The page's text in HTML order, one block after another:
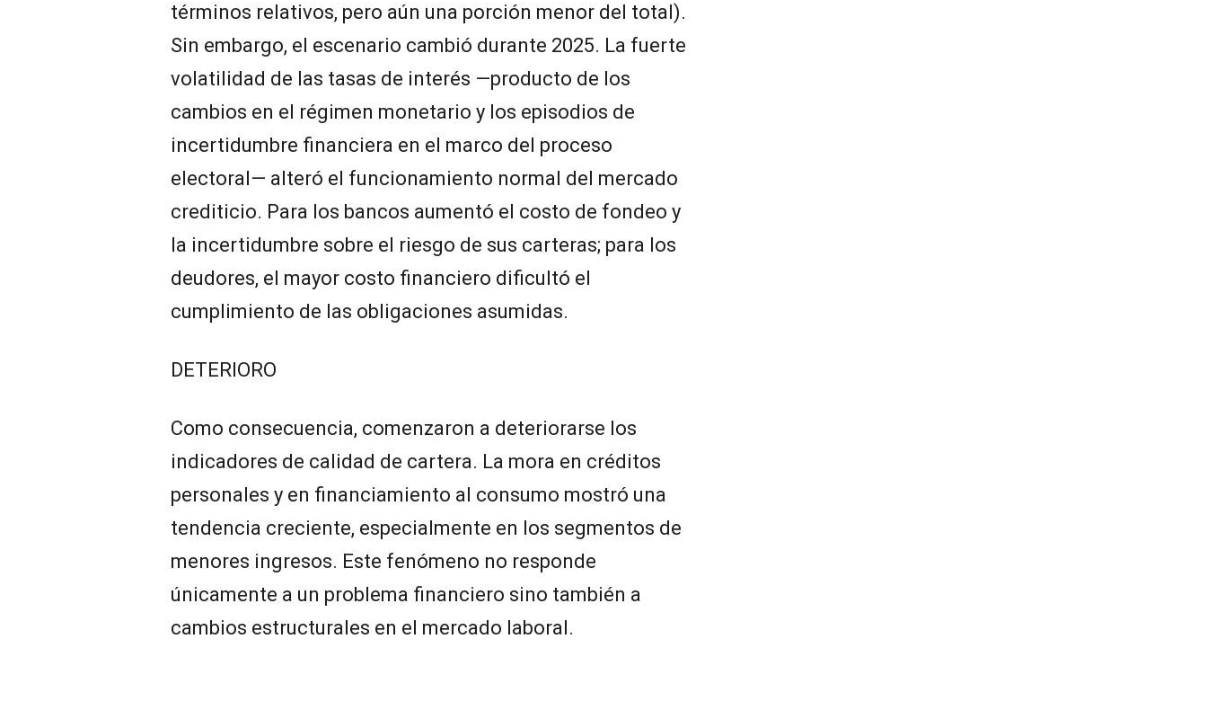
términos relativos, pero aún una porción menor del total).
Sin embargo, el escenario cambió durante 2025. La fuerte
volatilidad de las tasas de interés —producto de los
cambios en el régimen monetario y los episodios de
incertidumbre financiera en el marco del proceso
electoral— alteró el funcionamiento normal del mercado
crediticio. Para los bancos aumentó el costo de fondeo y
la incertidumbre sobre el riesgo de sus carteras; para los
deudores, el mayor costo financiero dificultó el
cumplimiento de las obligaciones asumidas.
DETERIORO
Como consecuencia, comenzaron a deteriorarse los
indicadores de calidad de cartera. La mora en créditos
personales y en financiamiento al consumo mostró una
tendencia creciente, especialmente en los segmentos de
menores ingresos. Este fenómeno no responde
únicamente a un problema financiero sino también a
cambios estructurales en el mercado laboral.